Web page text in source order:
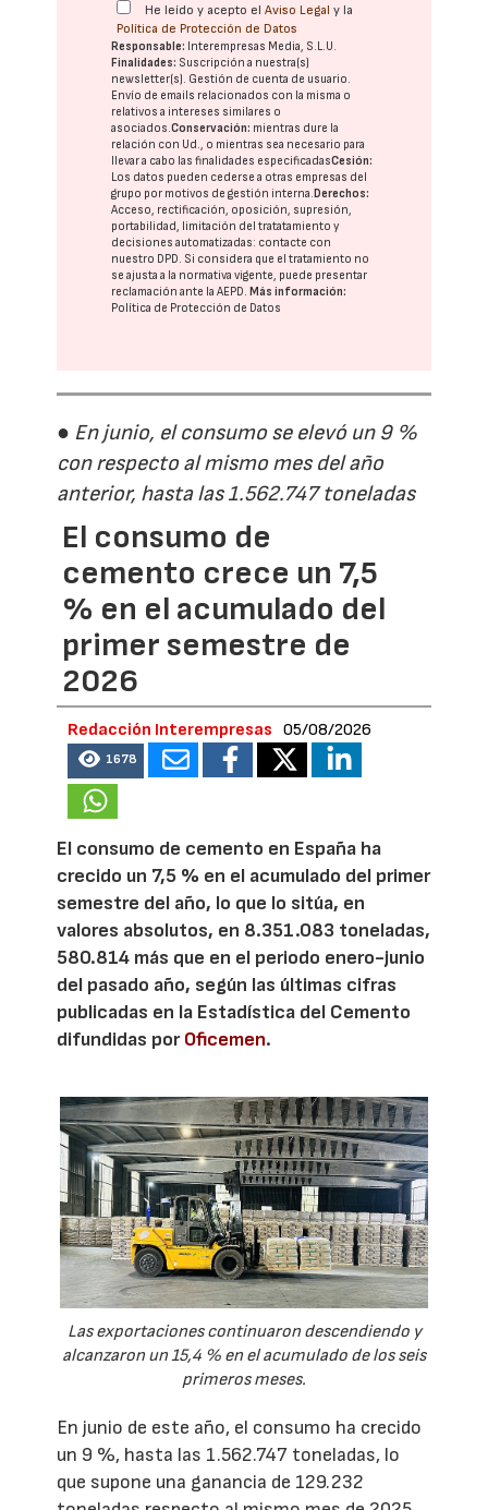
He leído y acepto elAviso Legal y la
Política de Protección de Datos
Responsable: Interempresas Media, S.L.U.
Finalidades: Suscripción a nuestra(s)
newsletter(s). Gestión de cuenta de usuario.
Envío de emails relacionados con la misma o
relativos a intereses similares o
asociados.Conservación: mientras dure la
relación con Ud., o mientras sea necesario para
llevar a cabo las finalidades especificadasCesión:
Los datos pueden cederse a otras empresas del
grupo por motivos de gestión interna.Derechos:
Acceso, rectificación, oposición, supresión,
portabilidad, limitación del tratatamiento y
decisiones automatizadas: contacte con
nuestro DPD. Si considera que el tratamiento no
se ajusta a la normativa vigente, puede presentar
reclamación ante laAEPD.Más información:
Política de Protección de Datos
● En junio, el consumo se elevó un 9 %
con respecto al mismo mes del año
anterior, hasta las 1.562.747 toneladas
El consumo de
cemento crece un 7,5
% en el acumulado del
primer semestre de
2026
Redacción Interempresas 05/08/2026
1678
El consumo de cemento en España ha
crecido un 7,5 % en el acumulado del primer
semestre del año, lo que lo sitúa, en
valores absolutos, en 8.351.083 toneladas,
580.814 más que en el periodo enero-junio
del pasado año, según las últimas cifras
publicadas en la Estadística del Cemento
difundidas porOficemen.
Las exportaciones continuaron descendiendo y
alcanzaron un 15,4 % en el acumulado de los seis
primeros meses.
En junio de este año, el consumo ha crecido
un 9 %, hasta las 1.562.747 toneladas, lo
que supone una ganancia de 129.232